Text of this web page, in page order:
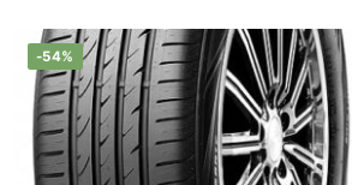
-54%